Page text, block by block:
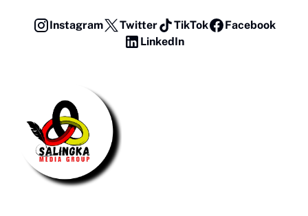
Instagram Twitter TikTok
Facebook
LinkedIn